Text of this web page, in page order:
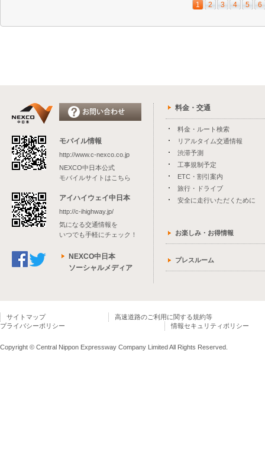
1 2 3 4 5 6
モバイル情報
http://www.c-nexco.co.jp
NEXCO中日本公式
モバイルサイトはこちら
アイハイウェイ中日本
http://c-ihighway.jp/
気になる交通情報を
いつでも手軽にチェック！
NEXCO中日本
ソーシャルメディア
料金・交通
料金・ルート検索
リアルタイム交通情報
渋滞予測
工事規制予定
ETC・割引案内
旅行・ドライブ
安全に走行いただくために
お楽しみ・お得情報
プレスルーム
サイトマップ
高速道路のご利用に関する規約等
プライバシーポリシー
情報セキュリティポリシー
Copyright © Central Nippon Expressway Company Limited All Rights Reserved.